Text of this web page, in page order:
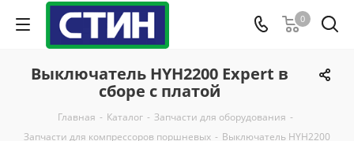
0
Выключатель HYH2200 Expert в
сборе с платой
Главная - Каталог - Запчасти для оборудования -
Запчасти для компрессоров поршневых - Выключатель HYH2200